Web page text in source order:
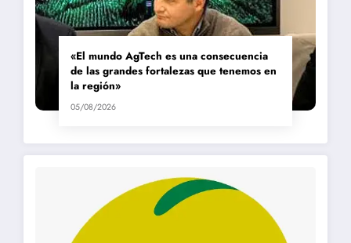
«El mundo AgTech es una consecuencia
de las grandes fortalezas que tenemos en
la región»
05/08/2026